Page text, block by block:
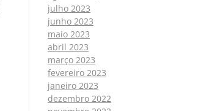
julho 2023
junho 2023
maio 2023
abril 2023
março 2023
fevereiro 2023
janeiro 2023
dezembro 2022